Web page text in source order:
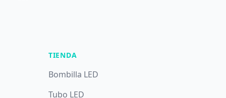
TIENDA
Bombilla LED
Tubo LED